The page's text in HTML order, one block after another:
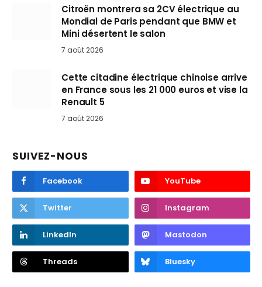
Citroën montrera sa 2CV électrique au
Mondial de Paris pendant que BMW et
Mini désertent le salon
7 août 2026
Cette citadine électrique chinoise arrive
en France sous les 21 000 euros et vise la
Renault 5
7 août 2026
SUIVEZ-NOUS
Facebook YouTube
Twitter Instagram
LinkedIn Mastodon
Threads Bluesky